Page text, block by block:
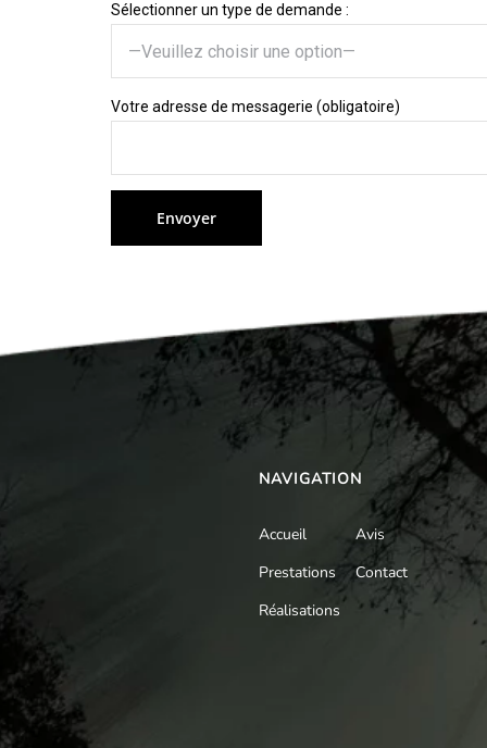
Sélectionner un type de demande :
Votre adresse de messagerie (obligatoire)
NAVIGATION
Accueil
Prestations
Réalisations
Avis
Contact